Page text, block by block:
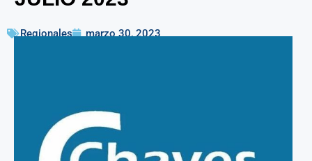
Regionales marzo 30, 2023